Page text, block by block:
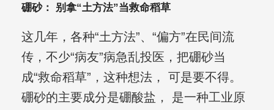
硼砂： 别拿“土方法”当救命稻草
这几年，各种“土方法”、“偏方”在民间流
传，不少“病友”病急乱投医，把硼砂当
成“救命稻草”，这种想法， 可是要不得。
硼砂的主要成分是硼酸盐， 是一种工业原